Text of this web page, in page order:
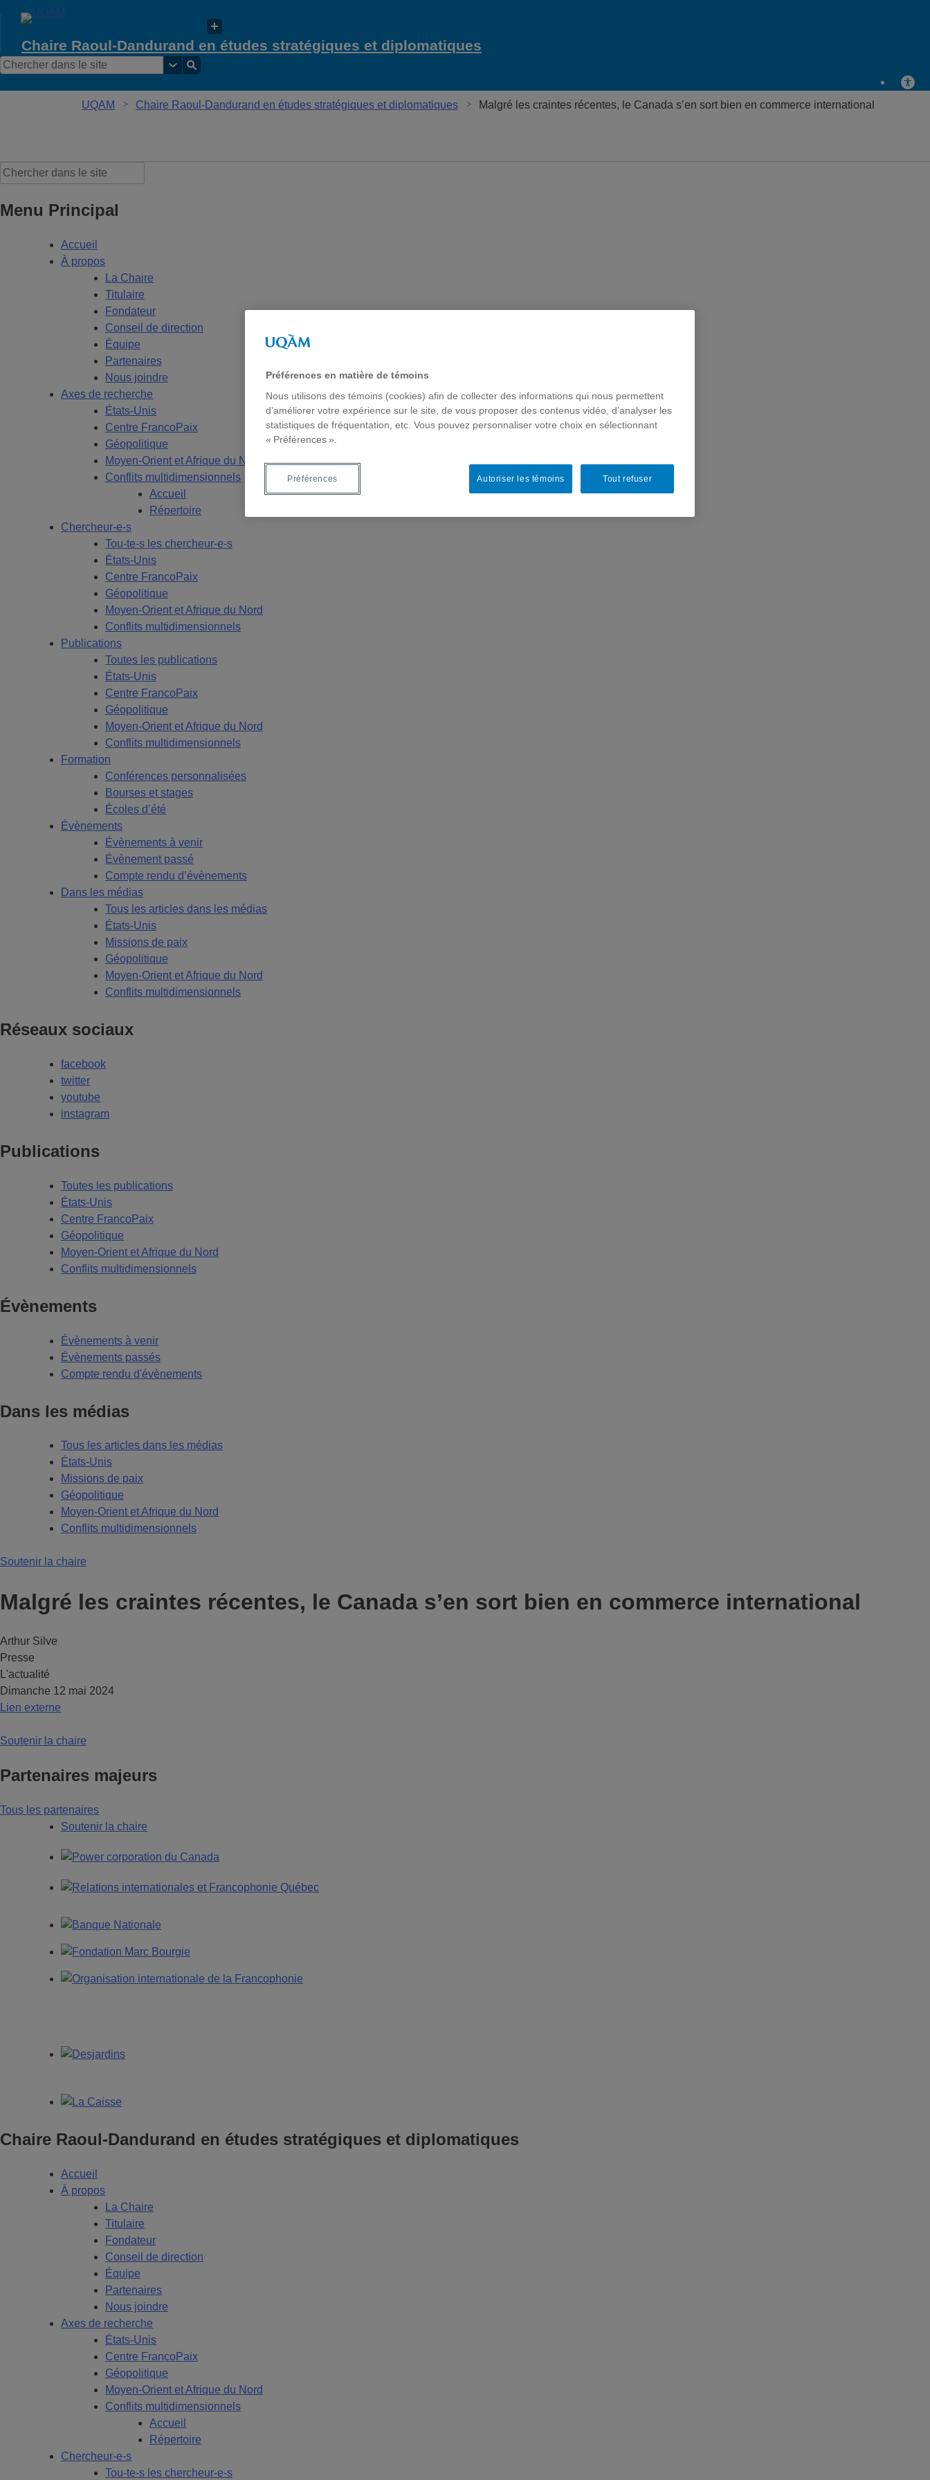
Chaire Raoul-Dandurand en études stratégiques et diplomatiques
UQAM Chaire Raoul-Dandurand en études stratégiques et diplomatiques Malgré les craintes récentes, le Canada s’en sort bien en commerce international
Menu Principal
Accueil
À propos
La Chaire
Titulaire
Fondateur
Conseil de direction
Équipe
Partenaires
Nous joindre
Axes de recherche
États-Unis
Centre FrancoPaix
Géopolitique
Moyen-Orient et Afrique du Nord
Conflits multidimensionnels
Accueil
Répertoire
Chercheur-e-s
Tou-te-s les chercheur-e-s
États-Unis
Centre FrancoPaix
Géopolitique
Moyen-Orient et Afrique du Nord
Conflits multidimensionnels
Publications
Toutes les publications
États-Unis
Centre FrancoPaix
Géopolitique
Moyen-Orient et Afrique du Nord
Conflits multidimensionnels
Formation
Conférences personnalisées
Bourses et stages
Écoles d’été
Évènements
Évènements à venir
Évènement passé
Compte rendu d’évènements
Dans les médias
Tous les articles dans les médias
États-Unis
Missions de paix
Géopolitique
Moyen-Orient et Afrique du Nord
Conflits multidimensionnels
Réseaux sociaux
facebook
twitter
youtube
instagram
Publications
Toutes les publications
États-Unis
Centre FrancoPaix
Géopolitique
Moyen-Orient et Afrique du Nord
Conflits multidimensionnels
Évènements
Évènements à venir
Évènements passés
Compte rendu d'évènements
Dans les médias
Tous les articles dans les médias
États-Unis
Missions de paix
Géopolitique
Moyen-Orient et Afrique du Nord
Conflits multidimensionnels
Soutenir la chaire
Malgré les craintes récentes, le Canada s’en sort bien en commerce international
Arthur Silve
Presse
L'actualité
Dimanche 12 mai 2024
Lien externe
Soutenir la chaire
Partenaires majeurs
Tous les partenaires
Soutenir la chaire
Chaire Raoul-Dandurand en études stratégiques et diplomatiques
Accueil
À propos
La Chaire
Titulaire
Fondateur
Conseil de direction
Équipe
Partenaires
Nous joindre
Axes de recherche
États-Unis
Centre FrancoPaix
Géopolitique
Moyen-Orient et Afrique du Nord
Conflits multidimensionnels
Accueil
Répertoire
Chercheur-e-s
Tou-te-s les chercheur-e-s
Préférences en matière de témoins
Nous utilisons des témoins (cookies) afin de collecter des informations qui nous permettent
d’améliorer votre expérience sur le site, de vous proposer des contenus vidéo, d’analyser les
statistiques de fréquentation, etc. Vous pouvez personnaliser votre choix en sélectionnant
« Préférences ».
Tout refuser
Autoriser les témoins
Préférences